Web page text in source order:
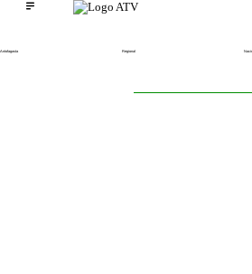
Antofagasta Regional